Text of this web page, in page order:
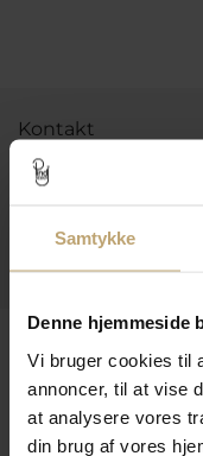
Samtykke
Denne hjemmeside
Vi bruger cookies til
annoncer, til at vise
at analysere vores
din brug af vores
Kontakt
Åbningstider I
Praktiske Sider